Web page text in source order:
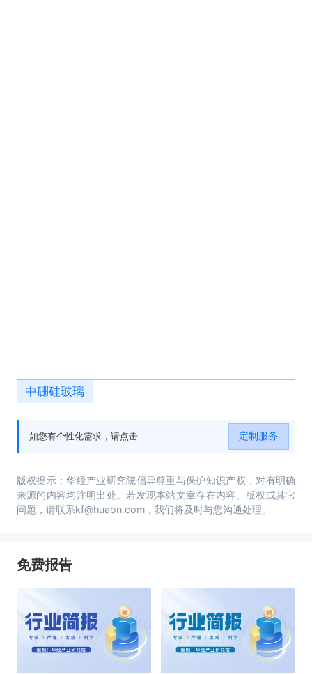
中硼硅玻璃
如您有个性化需求，请点击 定制服务
版权提示：华经产业研究院倡导尊重与保护知识产权，对有明确
来源的内容均注明出处。若发现本站文章存在内容、版权或其它
问题，请联系kf@huaon.com，我们将及时与您沟通处理。
免费报告